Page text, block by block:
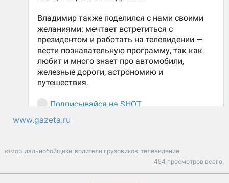
www.gazeta.ru
юмор дальнобойщики водители грузовиков телевидение
454 просмотров всего.